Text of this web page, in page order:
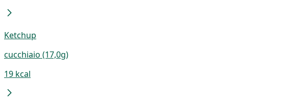
Ketchup
cucchiaio (17,0g)
19 kcal